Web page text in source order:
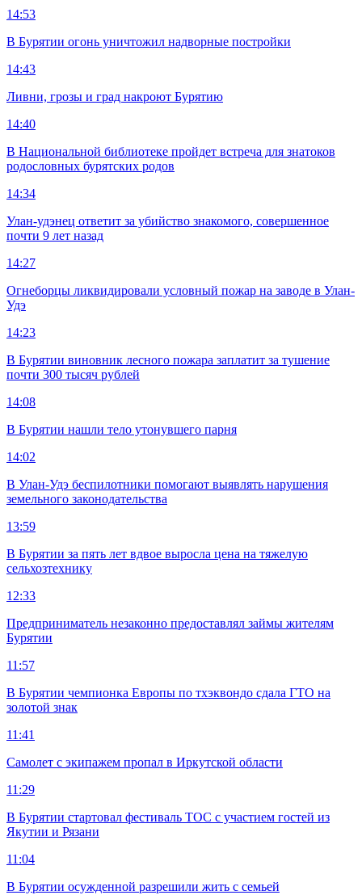
14:53
В Бурятии огонь уничтожил надворные постройки
14:43
Ливни, грозы и град накроют Бурятию
14:40
В Национальной библиотеке пройдет встреча для знатоков
родословных бурятских родов
14:34
Улан-удэнец ответит за убийство знакомого, совершенное
почти 9 лет назад
14:27
Огнеборцы ликвидировали условный пожар на заводе в Улан-
Удэ
14:23
В Бурятии виновник лесного пожара заплатит за тушение
почти 300 тысяч рублей
14:08
В Бурятии нашли тело утонувшего парня
14:02
В Улан-Удэ беспилотники помогают выявлять нарушения
земельного законодательства
13:59
В Бурятии за пять лет вдвое выросла цена на тяжелую
сельхозтехнику
12:33
Предприниматель незаконно предоставлял займы жителям
Бурятии
11:57
В Бурятии чемпионка Европы по тхэквондо сдала ГТО на
золотой знак
11:41
Самолет с экипажем пропал в Иркутской области
11:29
В Бурятии стартовал фестиваль ТОС с участием гостей из
Якутии и Рязани
11:04
В Бурятии осужденной разрешили жить с семьей